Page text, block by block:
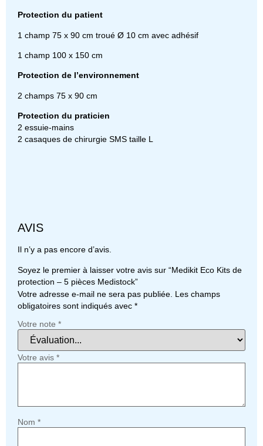
Protection du patient
1 champ 75 x 90 cm troué Ø 10 cm avec adhésif
1 champ 100 x 150 cm
Protection de l’environnement
2 champs 75 x 90 cm
Protection du praticien
2 essuie-mains
2 casaques de chirurgie SMS taille L
AVIS
Il n’y a pas encore d’avis.
Soyez le premier à laisser votre avis sur “Medikit Eco Kits de
protection – 5 pièces Medistock”
Votre adresse e-mail ne sera pas publiée. Les champs
obligatoires sont indiqués avec *
Votre note *
Votre avis *
Nom *